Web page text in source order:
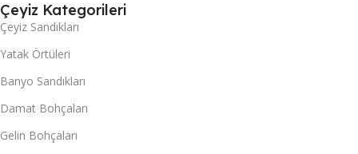
Çeyiz Kategorileri
Çeyiz Sandıkları
Yatak Örtüleri
Banyo Sandıkları
Damat Bohçaları
Gelin Bohçaları